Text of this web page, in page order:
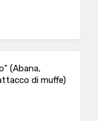
(Abana,
di muffe)